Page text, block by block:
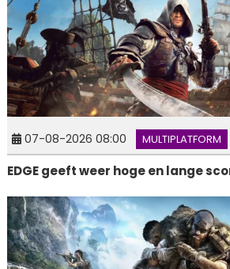
07-08-2026 08:00 MULTIPLATFORM
EDGE geeft weer hoge en lange